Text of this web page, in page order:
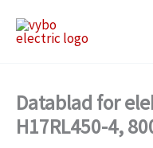
Datablad for
H17RL450-4,